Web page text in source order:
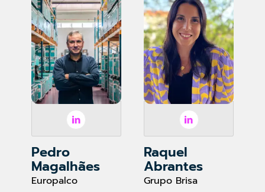
Pedro
Magalhães
Europalco
Raquel
Abrantes
Grupo Brisa